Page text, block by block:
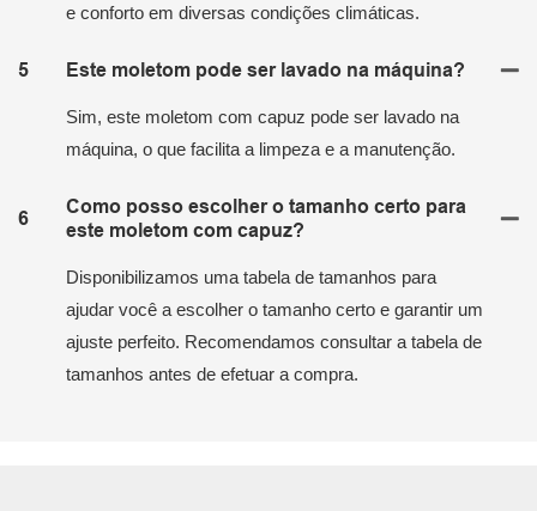
e conforto em diversas condições climáticas.
5 Este moletom pode ser lavado na máquina?
Sim, este moletom com capuz pode ser lavado na
máquina, o que facilita a limpeza e a manutenção.
6
Como posso escolher o tamanho certo para
este moletom com capuz?
Disponibilizamos uma tabela de tamanhos para
ajudar você a escolher o tamanho certo e garantir um
ajuste perfeito. Recomendamos consultar a tabela de
tamanhos antes de efetuar a compra.